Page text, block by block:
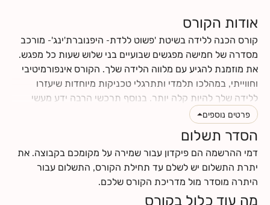
אודות הקורס
קורס הכנה ללידה בשיטת 'פשוט ללדת- היפנוברת'ינג'- מורכב
מסדרה של חמישה מפגשים שבועיים בני שלוש שעות כל מפגש.
את מוזמנת להגיע עם מלווה הלידה שלך. הקורס אינפורמיטיבי
וחווייתי, במהלכו תלמדי ותתרגלי טכניקות מיוחדות שיעזרו
ללידה שלך להיות קלה יותר. בנוסף תרכשי הרבה ידע מעשי
וטיפים לתקופת ההריון והלידה. תינתן לך ההזדמנות לעבור
תהליך מהנה של הבאת מודעות עצמית לגוף ולנפש שלך, תגלי
כמה הם מושפעים אחד מהשני, וכמה הם יכולים לתרום ולתמוך
בלידה עדינה כאשר לומדים להרפות אותם. את ומלווה הלידה
שלך תרכשו ידע ותפתחו כישורי תקשורת אחד עם השנייה, עם
התינוק.ת שלכם ועם הצוות הרפואי.
לחצי כאןלקרוא עוד על תוכן הקורס
פרטים נוספים
הסדר תשלום
דמי ההרשמה הם פיקדון עבור שמירה על מקומכם בקבוצה. את
יתרת התשלום יש לשלם עד תחילת הקורס, התשלום עבור
היתרה מוסדר מול מדריכת הקורס שלכם.
מה עוד כלול בקורס